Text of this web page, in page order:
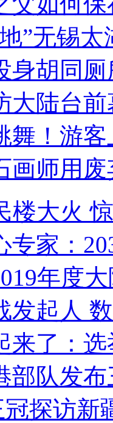
”无锡
身胡同
大陆台
舞！游客
画师用
楼大火
专家：
年度
发起人
来了：
部队发
探访新